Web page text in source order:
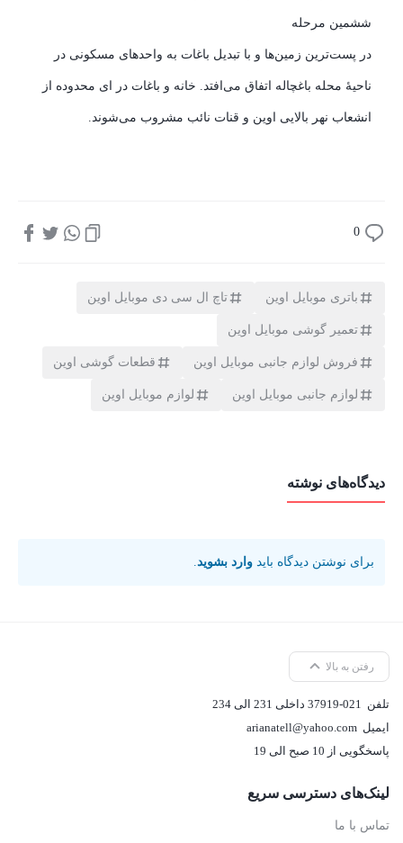
ششمین مرحله
در پست‌ترین زمین‌ها و با تبدیل باغات به واحدهای مسکونی در
ناحیهٔ محله باغچاله اتفاق می‌افتد. خانه و باغات در ای محدوده از
انشعاب نهر بالایی اوین و قنات نائب مشروب می‌شوند.
0
باتری موبایل اوین تاچ ال سی دی موبایل اوین
تعمیر گوشی موبایل اوین
فروش لوازم جانبی موبایل اوین قطعات گوشی اوین
لوازم جانبی موبایل اوین لوازم موبایل اوین
دیدگاه‌های نوشته
برای نوشتن دیدگاه باید وارد بشوید.
رفتن به بالا
تلفن 37919-021 داخلی 231 الی 234
ایمیل arianatell@yahoo.com
پاسخگویی از 10 صبح الی 19
لینک‌های دسترسی سریع
تماس با ما